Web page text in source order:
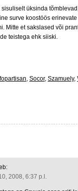
üksinda
surve koostöös
Mitte et sakslased või
teistega ehk siiski.
, Socor, Szamuely,
2008, 6:37 p.l.